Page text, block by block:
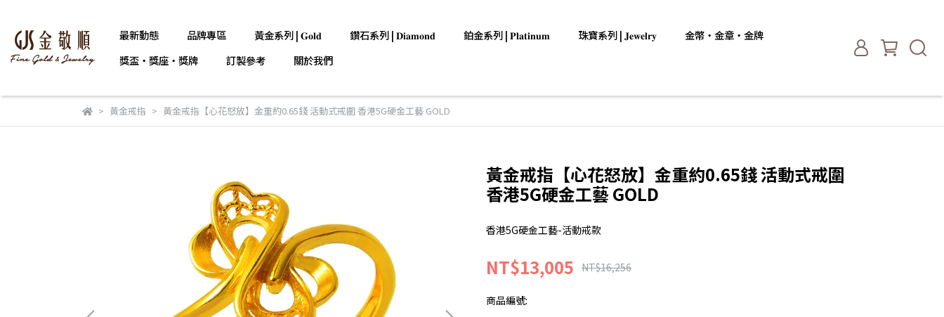
最新動態 品牌專區 黃金系列 | 𝐆𝐨𝐥𝐝 鑽石系列 | 𝐃𝐢𝐚𝐦𝐨𝐧𝐝 鉑金系列 | 𝐏𝐥𝐚𝐭𝐢𝐧𝐮𝐦 珠寶系列 | 𝐉𝐞𝐰𝐞𝐥𝐫𝐲
金幣・金章・金牌
獎盃・獎座・獎牌
訂製參考 關於我們
黃金戒指 黃金戒指【心花怒放】金重約0.65錢 活動式戒圍 香港5G硬金工藝 GOLD
黃金戒指【心花怒放】金重約0.65錢 活動式戒圍
香港5G硬金工藝 GOLD
香港5G硬金工藝-活動戒款
NT$13,005 NT$16,256
商品編號: